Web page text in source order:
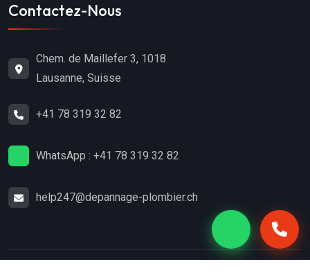
Contactez-Nous
Chem. de Maillefer 3, 1018
Lausanne, Suisse
+41 78 319 32 82
WhatsApp : +41 78 319 32 82
help247@depannage-plombier.ch